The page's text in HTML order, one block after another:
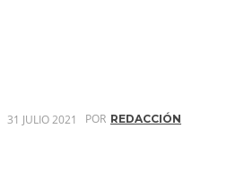
31 JULIO 2021 POR REDACCIÓN